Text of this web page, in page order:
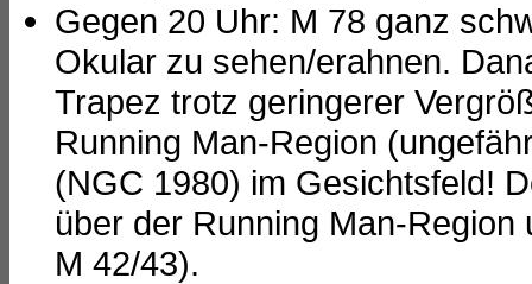
Gegen 20 Uhr: M 78 ganz
Okular zu sehen/erahnen.
Trapez trotz geringerer
Running Man-Region
(NGC 1980) im Gesichtsfeld!
über der Running Man-
M 42/43).